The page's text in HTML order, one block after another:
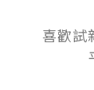
喜歡試